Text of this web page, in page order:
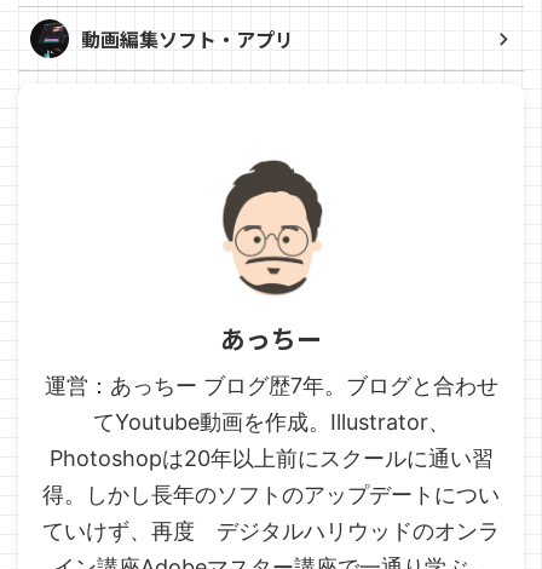
動画編集ソフト・アプリ
あっちー
運営：あっちー ブログ歴7年。ブログと合わせ
てYoutube動画を作成。Illustrator、
Photoshopは20年以上前にスクールに通い習
得。しかし長年のソフトのアップデートについ
ていけず、再度 デジタルハリウッドのオンラ